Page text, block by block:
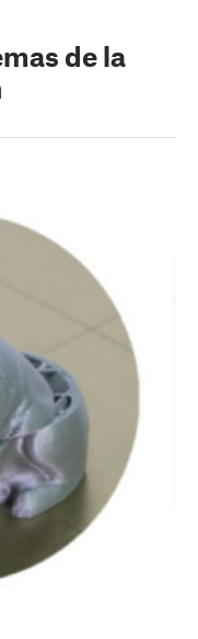
de la